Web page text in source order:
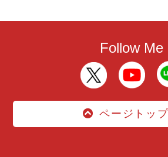
Follow Me
ページトッ